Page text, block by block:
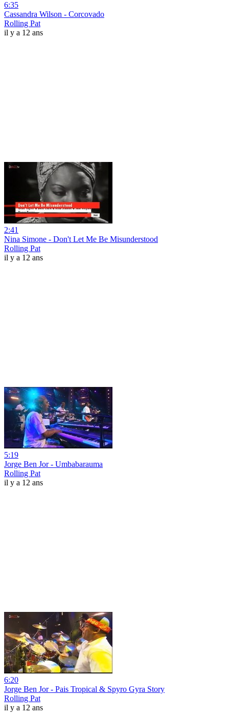
6:35
Cassandra Wilson - Corcovado
Rolling Pat
il y a 12 ans
2:41
Nina Simone - Don't Let Me Be Misunderstood
Rolling Pat
il y a 12 ans
5:19
Jorge Ben Jor - Umbabarauma
Rolling Pat
il y a 12 ans
6:20
Jorge Ben Jor - Pais Tropical & Spyro Gyra Story
Rolling Pat
il y a 12 ans